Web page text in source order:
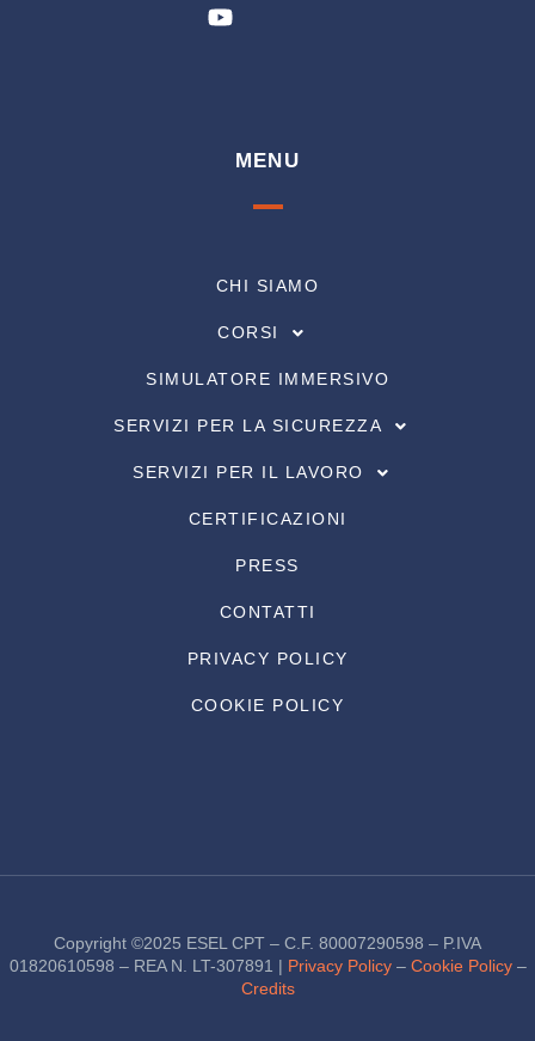
MENU
CHI SIAMO
CORSI
SIMULATORE IMMERSIVO
SERVIZI PER LA SICUREZZA
SERVIZI PER IL LAVORO
CERTIFICAZIONI
PRESS
CONTATTI
PRIVACY POLICY
COOKIE POLICY
Copyright ©2025 ESEL CPT – C.F. 80007290598 – P.IVA
01820610598 – REA N. LT-307891 | Privacy Policy– Cookie Policy–
Credits